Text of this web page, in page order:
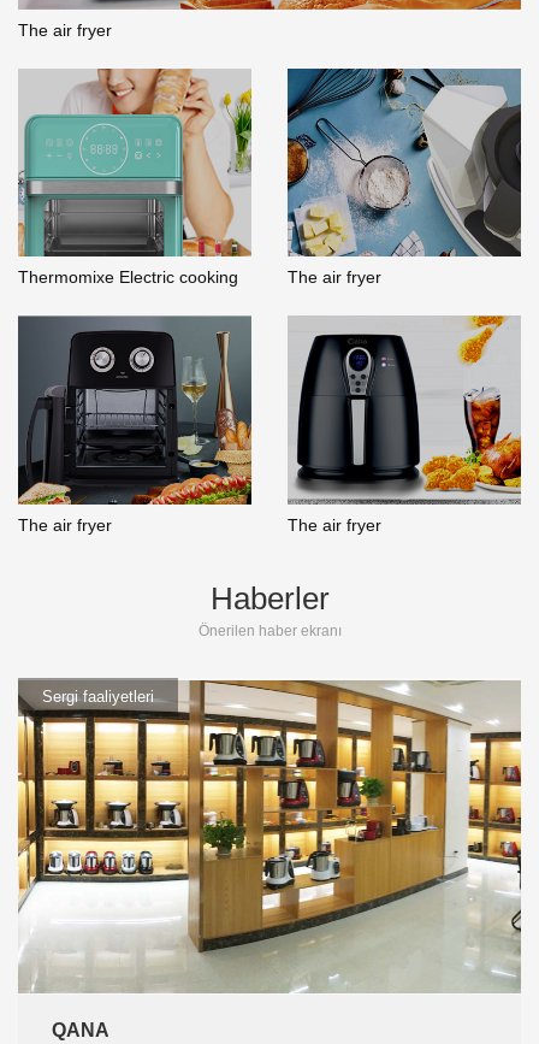
The air fryer
Thermomixe Electric cooking
The air fryer
The air fryer The air fryer
Haberler
Önerilen haber ekranı
Sergi faaliyetleri
QANA